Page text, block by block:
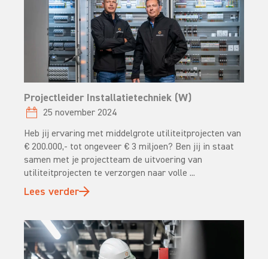
Projectleider Installatietechniek (W)
25 november 2024
Heb jij ervaring met middelgrote utiliteitprojecten van
€ 200.000,- tot ongeveer € 3 miljoen? Ben jij in staat
samen met je projectteam de uitvoering van
utiliteitprojecten te verzorgen naar volle ...
Lees verder